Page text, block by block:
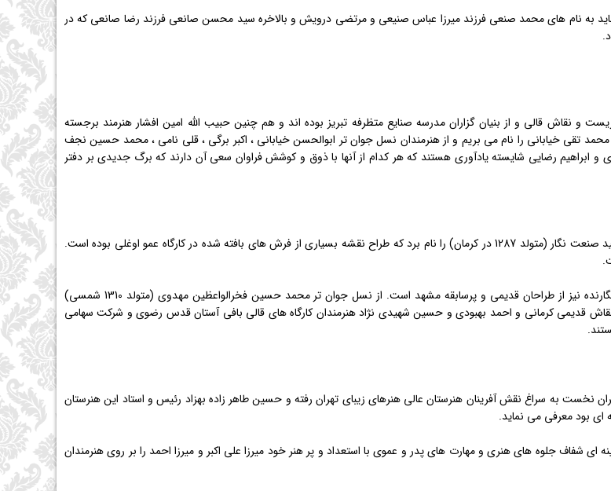
به نام های محمد صنعی فرزند میرزا عباس صنیعی و مرتضی درویش و بالاخره سید محسن صانعی فرزند رضا صانعی كه در
و نقاش قالی و از بنیان گزاران مدرسه صنایع متظرفه تبریز بوده اند و هم چنین حبیب الله امین افشار هنرمند برجسته
خاك كسید و محمد تقی خیابانی را نام می بریم و از هنرمندان نسل جوان تر ابوالحسن خیابانی ، اكبر برگی ، قلی نامی ، محمد حسین نجف
و ابراهیم رضایی شایسته یادآوری هستند كه هر كدام از آنها با ذوق و كوشش فراوان سعی آن دارند كه برگ جدیدی بر دفتر
از طراحان مشهور و قدیمی مشهد می توان عبدالحمید صنعت نگار (متولد 1287 در كرمان) را نام برد كه طراح نقشه بسیاری از فرش های بافته شده در كارگاه عمو اوغلی بوده است.
علی اكبر طرحچی فرزند عباس طرحچی معروف به نگارنده نیز از طراحان قدیمی و پرسابقه مشهد است. از نسل جوان تر محمد حسین فخرالواعظین مهدوی (متولد 1310 شمسی)
قدیمی كرمانی و احمد بهبودی و حسین شهیدی نژاد هنرمندان كارگاه های قالی بافی آستان قدس رضوی و شركت سهامی
نخست به سراغ نقش آفرینان هنرستان عالی هنرهای زیبای تهران رفته و حسین طاهر زاده بهزاد رئیس و استاد این هنرستان
ای بود معرفی می نماید.
ای شفاف جلوه های هنری و مهارت های پدر و عموی با استعداد و پر هنر خود میرزا علی اكبر و میرزا احمد را بر روی هنرمندان